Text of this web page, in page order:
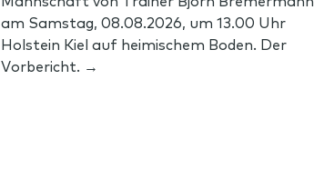
am Samstag, 08.08.2026, um 13.00 Uhr
Holstein Kiel auf heimischem Boden. Der
Vorbericht. →